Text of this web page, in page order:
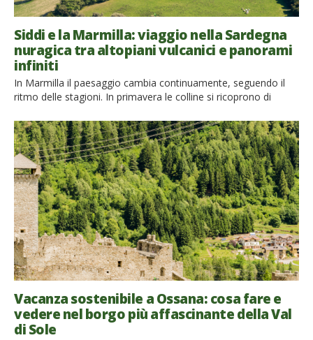
Siddi e la Marmilla: viaggio nella Sardegna
nuragica tra altopiani vulcanici e panorami
infiniti
In Marmilla il paesaggio cambia continuamente, seguendo il
ritmo delle stagioni. In primavera le colline si ricoprono di
trasforma in un mare giallo, con le spighe di grano mosse dal
maestrale che contrastano con il verde argentato degli ulivi e
con il nero delle rocce […]
Vacanza sostenibile a Ossana: cosa fare e
vedere nel borgo più affascinante della Val
di Sole